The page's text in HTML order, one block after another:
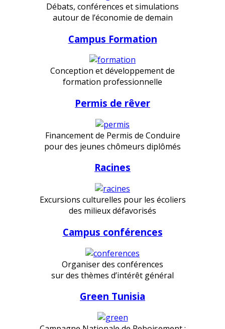
Débats, conférences et simulations
autour de l’économie de demain
Campus Formation
Conception et développement de
formation professionnelle
Permis de rêver
Financement de Permis de Conduire
pour des jeunes chômeurs diplômés
Racines
Excursions culturelles pour les écoliers
des milieux défavorisés
Campus conférences
Organiser des conférences
sur des thèmes d’intérêt général
Green Tunisia